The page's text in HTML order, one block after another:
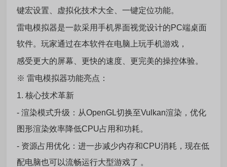
键宏设置、虚拟化技术大全、一键定位功能。
雷电模拟器是一款采用手机界面视觉设计的PC端桌面
软件。玩家通过在本软件在电脑上玩手机游戏，
感受更大的屏幕、更快的速度、更完美的操控体验。
※ 雷电模拟器功能亮点：
1. 核心技术革新
- 渲染模式升级：从OpenGL切换至Vulkan渲染，优化
图形渲染效率降低CPU占用和功耗。
- 资源占用优化：进一步减少内存和CPU消耗，现在低
配电脑也可以流畅运行大型游戏了 。